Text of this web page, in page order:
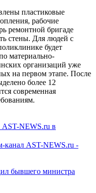
пластиковые
рабочие
ремонтной бригаде
стены. Для людей с
будет
материально-
организаций уже
на первом этапе. После
более 12
современная
NEWS.ru в
канал AST-NEWS.ru -